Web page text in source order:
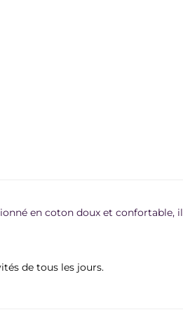
en coton doux et confortable, il
de tous les jours.